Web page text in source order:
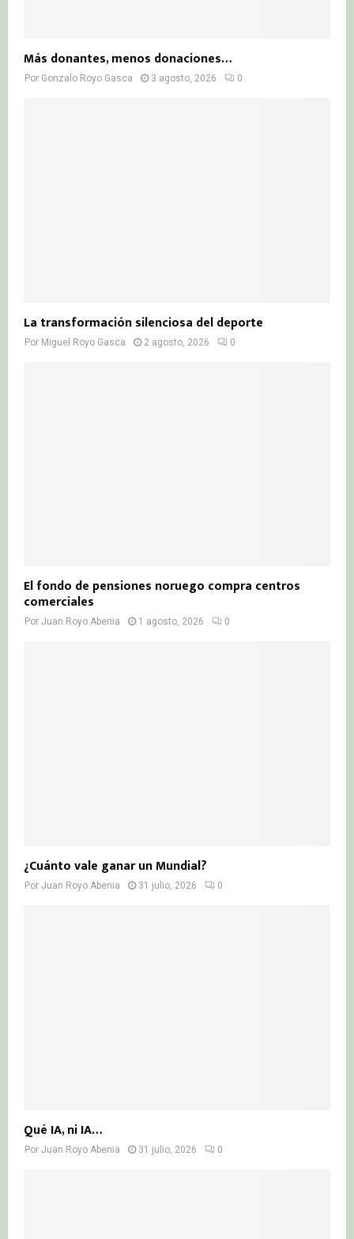
Más donantes, menos donaciones…
Por Gonzalo Royo Gasca 3 agosto, 2026 0
La transformación silenciosa del deporte
Por Miguel Royo Gasca 2 agosto, 2026 0
El fondo de pensiones noruego compra centros
comerciales
Por Juan Royo Abenia 1 agosto, 2026 0
¿Cuánto vale ganar un Mundial?
Por Juan Royo Abenia 31 julio, 2026 0
Qué IA, ni IA…
Por Juan Royo Abenia 31 julio, 2026 0